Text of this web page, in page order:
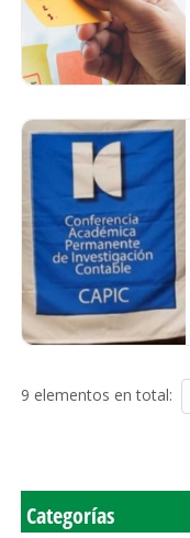
9 elementos en total:
Categorías